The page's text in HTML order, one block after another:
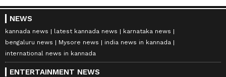
NEWS
kannada news latest kannada news
karnataka news
bengaluru news
Mysore news
india news in kannada
international news in kannada
ENTERTAINMENT NEWS